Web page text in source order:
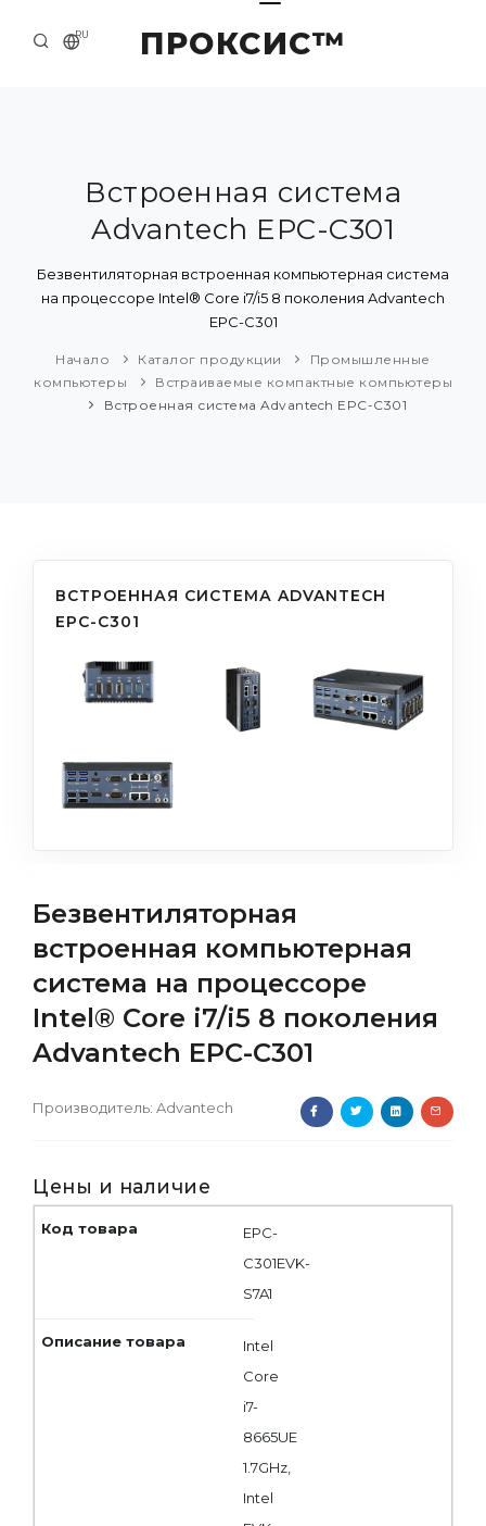
ПРОКСИС™
RU
О КОМПАНИИ
ПРИМЕРЫ И РЕШЕНИЯ
КАТАЛОГ ПРОДУКЦИИ
Встроенная система
Advantech EPC-C301
Безвентиляторная встроенная компьютерная система
на процессоре Intel® Core i7/i5 8 поколения Advantech
EPC-C301
Начало Каталог продукции
Промышленные
компьютеры
Встраиваемые компактные компьютеры
Встроенная система Advantech EPC-C301
ВСТРОЕННАЯ СИСТЕМА ADVANTECH
EPC-C301
Безвентиляторная
встроенная компьютерная
система на процессоре
Intel® Core i7/i5 8 поколения
Advantech EPC-C301
Производитель: Advantech
Цены и наличие
EPC-
C301EVK-
S7A1
Intel
Core
i7-
8665UE
1.7GHz,
Intel